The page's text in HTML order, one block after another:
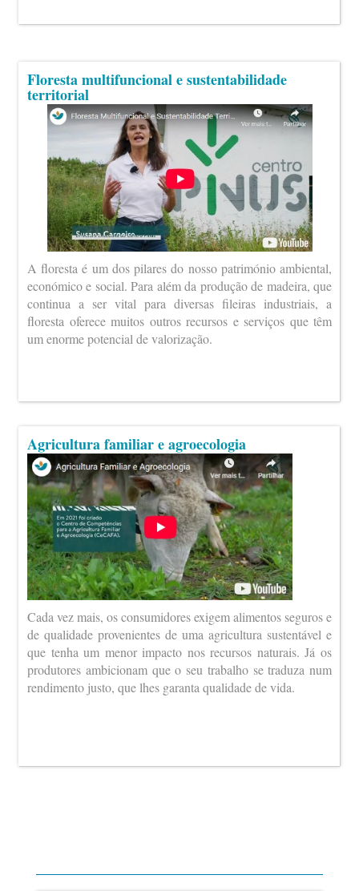
Floresta multifuncional e sustentabilidade
territorial
A floresta é um dos pilares do nosso património ambiental,
económico e social. Para além da produção de madeira, que
continua a ser vital para diversas fileiras industriais, a
floresta oferece muitos outros recursos e serviços que têm
um enorme potencial de valorização.
Agricultura familiar e agroecologia
Cada vez mais, os consumidores exigem alimentos seguros e
de qualidade provenientes de uma agricultura sustentável e
que tenha um menor impacto nos recursos naturais. Já os
produtores ambicionam que o seu trabalho se traduza num
rendimento justo, que lhes garanta qualidade de vida.